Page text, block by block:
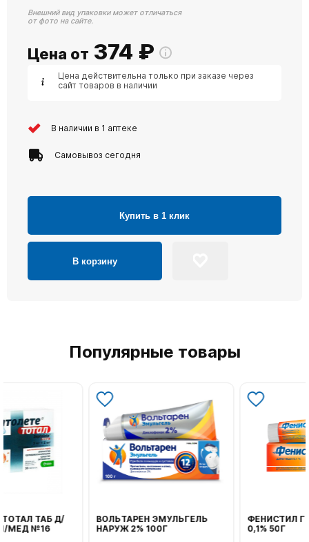
Внешний вид упаковки может отличаться
от фото на сайте.
Цена от 374 ₽
Цена действительна только при заказе через
сайт товаров в наличии
В наличии в 1 аптеке
Самовывоз сегодня
Купить в 1 клик
В корзину
Популярные товары
ВОЛЬТАРЕН ЭМУЛЬГЕЛЬ
НАРУЖ 2% 100Г
ФЕНИСТИЛ ГЕЛЬ НАРУЖ
0,1% 50Г